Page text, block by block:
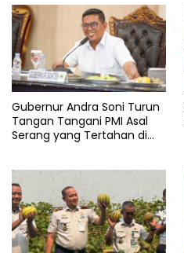
Gubernur Andra Soni Turun
Tangan Tangani PMI Asal
Serang yang Tertahan di